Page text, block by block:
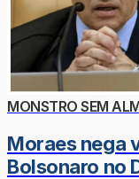
MONSTRO SEM
Moraes nega
Bolsonaro no